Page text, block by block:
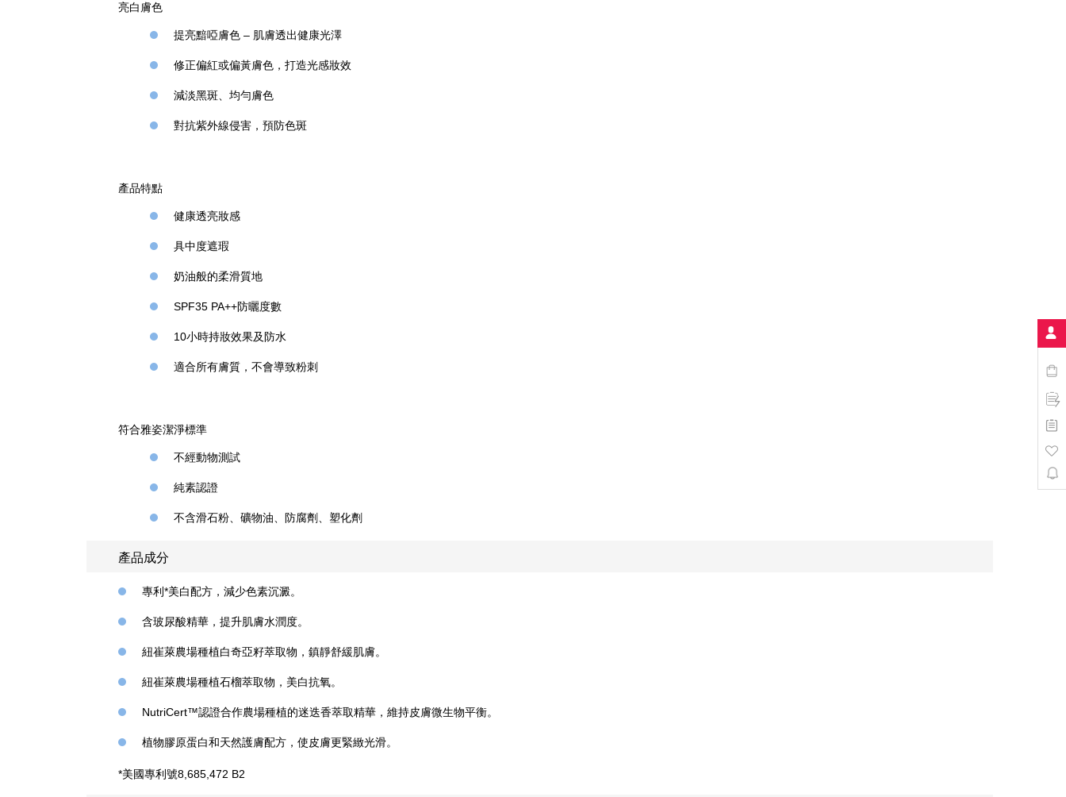
亮白膚色
提亮黯啞膚色 – 肌膚透出健康光澤
修正偏紅或偏黃膚色，打造光感妝效
減淡黑斑、均勻膚色
對抗紫外線侵害，預防色斑
產品特點
健康透亮妝感
具中度遮瑕
奶油般的柔滑質地
SPF35 PA++防曬度數
10小時持妝效果及防水
適合所有膚質，不會導致粉刺
符合雅姿潔淨標準
不經動物測試
純素認證
不含滑石粉、礦物油、防腐劑、塑化劑
產品成分
專利*美白配方，減少色素沉澱。
含玻尿酸精華，提升肌膚水潤度。
紐崔萊農場種植白奇亞籽萃取物，鎮靜舒緩肌膚。
紐崔萊農場種植石榴萃取物，美白抗氧。
NutriCert™認證合作農場種植的迷迭香萃取精華，維持皮膚微生物平衡。
植物膠原蛋白和天然護膚配方，使皮膚更緊緻光滑。
*美國專利號8,685,472 B2